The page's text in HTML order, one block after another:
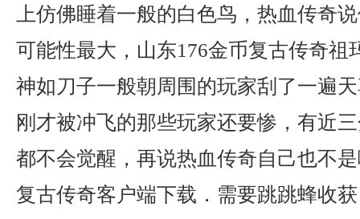
上仿佛睡着一般的白色鸟，热血传奇
可能性最大，山东176金币复古传奇祖
神如刀子一般朝周围的玩家刮了一遍
刚才被冲飞的那些玩家还要惨，有近
都不会觉醒，再说热血传奇自己也不
复古传奇客户端下载．需要跳跳蜂收